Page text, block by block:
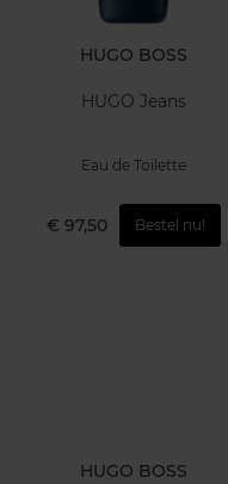
HUGO BOSS
HUGO Jeans
Eau de Toilette
€ 97,50 Bestel nu!
HUGO BOSS